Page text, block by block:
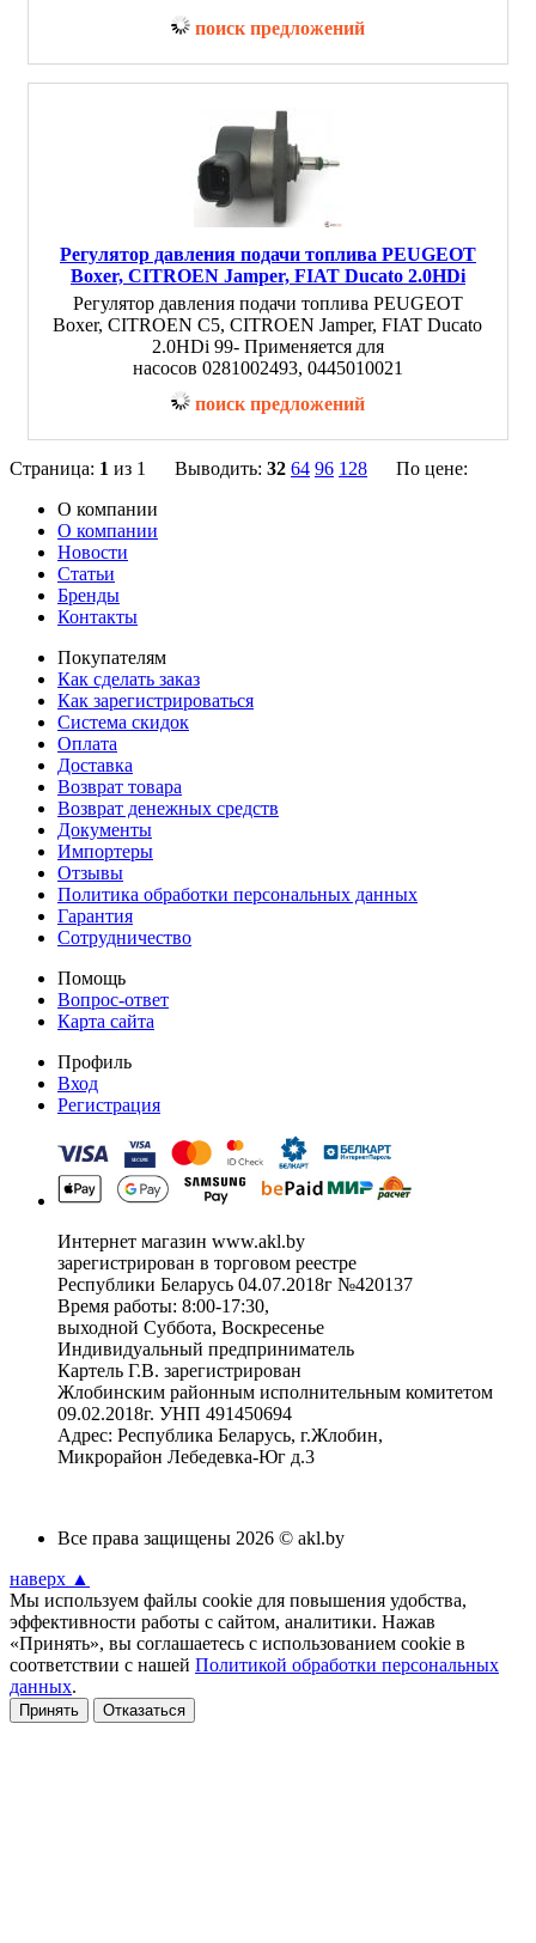
поиск предложений
Регулятор давления подачи топлива PEUGEOT
Boxer, CITROEN Jamper, FIAT Ducato 2.0HDi
Регулятор давления подачи топлива PEUGEOT
Boxer, CITROEN C5, CITROEN Jamper, FIAT Ducato
2.0HDi 99- Применяется для
насосов 0281002493, 0445010021
поиск предложений
Страница: 1 из 1 Выводить: 32 64 96 128
По цене:
О компании
О компании
Новости
Статьи
Бренды
Контакты
Покупателям
Как сделать заказ
Как зарегистрироваться
Система скидок
Оплата
Доставка
Возврат товара
Возврат денежных средств
Документы
Импортеры
Отзывы
Политика обработки персональных данных
Гарантия
Сотрудничество
Помощь
Вопрос-ответ
Карта сайта
Профиль
Вход
Регистрация
Интернет магазин www.akl.by
зарегистрирован в торговом реестре
Республики Беларусь 04.07.2018г №420137
Время работы: 8:00-17:30,
выходной Суббота, Воскресенье
Индивидуальный предприниматель
Картель Г.В. зарегистрирован
Жлобинским районным исполнительным комитетом
09.02.2018г. УНП 491450694
Адрес: Республика Беларусь, г.Жлобин,
Микрорайон Лебедевка-Юг д.3
Все права защищены 2026 © akl.by
наверх ▲
Мы используем файлы cookie для повышения удобства,
эффективности работы с сайтом, аналитики. Нажав
«Принять», вы соглашаетесь с использованием cookie в
соответствии с нашей Политикой обработки персональных
данных.
Принять Отказаться